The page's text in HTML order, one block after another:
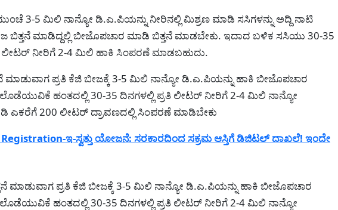
3-5 ಮಿಲಿ ನಾನ್ಯೋ ಡಿ.ಎ.ಪಿಯನ್ನು ನೀರಿನಲ್ಲಿ ಮಿಶ್ರಣ ಮಾಡಿ ಸಸಿಗಳನ್ನು ಅದ್ದಿ ನಾಟಿ
ಬಿತ್ತನೆ ಮಾಡಿದ್ದಲ್ಲಿ ಬೀಜೊಪಚಾರ ಮಾಡಿ ಬಿತ್ತನೆ ಮಾಡಬೇಕು. ಇದಾದ ಬಳಿಕ ಸಸಿಯು 30-35
ಲೀಟರ್ ನೀರಿಗೆ 2-4 ಮಿಲಿ ಹಾಕಿ ಸಿಂಪರಣೆ ಮಾಡಬಹುದು.
ಮಾಡುವಾಗ ಪ್ರತಿ ಕೆಜಿ ಬೀಜಕ್ಕೆ 3-5 ಮಿಲಿ ನಾನ್ಯೋ ಡಿ.ಎ.ಪಿಯನ್ನು ಹಾಕಿ ಬೀಜೊಪಚಾರ
ಹಂತದಲ್ಲಿ 30-35 ದಿನಗಳಲ್ಲಿ ಪ್ರತಿ ಲೀಟರ್ ನೀರಿಗೆ 2-4 ಮಿಲಿ ನಾನ್ಯೋ
ಎಕರೆಗೆ 200 ಲೀಟರ್ ದ್ರಾವಣದಲ್ಲಿ ಸಿಂಪರಣೆ ಮಾಡಿಬೇಕು
ಇ-ಸ್ವತ್ತು ಯೋಜನೆ: ಸರಕಾರದಿಂದ ಸಕ್ರಮ ಆಸ್ತಿಗೆ ಡಿಜಿಟಲ್ ದಾಖಲೆ! ಇಂದೇ
ಮಾಡುವಾಗ ಪ್ರತಿ ಕೆಜಿ ಬೀಜಕ್ಕೆ 3-5 ಮಿಲಿ ನಾನ್ಯೋ ಡಿ.ಎ.ಪಿಯನ್ನು ಹಾಕಿ ಬೀಜೊಪಚಾರ
ಹಂತದಲ್ಲಿ 30-35 ದಿನಗಳಲ್ಲಿ ಪ್ರತಿ ಲೀಟರ್ ನೀರಿಗೆ 2-4 ಮಿಲಿ ನಾನ್ಯೋ